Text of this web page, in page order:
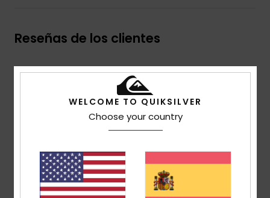
Reseñas de los clientes
Puntuación media
5.0/5
basado en1 reseñas verificadasdesde julio 2026
El 100% de nuestros clientes recomiendan este
producto
WELCOME TO QUIKSILVER
Choose your country